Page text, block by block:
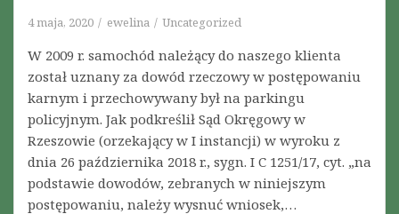
4 maja, 2020 ewelina Uncategorized
W 2009 r. samochód należący do naszego klienta
został uznany za dowód rzeczowy w postępowaniu
karnym i przechowywany był na parkingu
policyjnym. Jak podkreślił Sąd Okręgowy w
Rzeszowie (orzekający w I instancji) w wyroku z
dnia 26 października 2018 r., sygn. I C 1251/17, cyt. „na
podstawie dowodów, zebranych w niniejszym
postępowaniu, należy wysnuć wniosek,…